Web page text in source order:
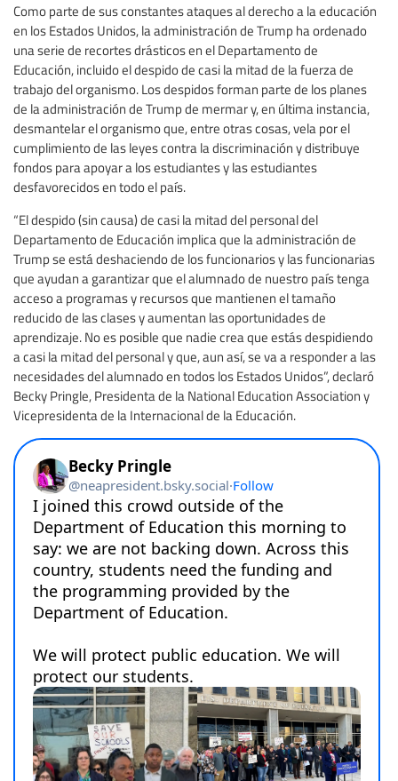
Como parte de sus constantes ataques al derecho a la educación
en los Estados Unidos, la administración de Trump ha ordenado
una serie de recortes drásticos en el Departamento de
Educación, incluido el despido de casi la mitad de la fuerza de
trabajo del organismo. Los despidos forman parte de los planes
de la administración de Trump de mermar y, en última instancia,
desmantelar el organismo que, entre otras cosas, vela por el
cumplimiento de las leyes contra la discriminación y distribuye
fondos para apoyar a los estudiantes y las estudiantes
desfavorecidos en todo el país.
“El despido (sin causa) de casi la mitad del personal del
Departamento de Educación implica que la administración de
Trump se está deshaciendo de los funcionarios y las funcionarias
que ayudan a garantizar que el alumnado de nuestro país tenga
acceso a programas y recursos que mantienen el tamaño
reducido de las clases y aumentan las oportunidades de
aprendizaje. No es posible que nadie crea que estás despidiendo
a casi la mitad del personal y que, aun así, se va a responder a las
necesidades del alumnado en todos los Estados Unidos”, declaró
Becky Pringle, Presidenta de la National Education Association y
Vicepresidenta de la Internacional de la Educación.